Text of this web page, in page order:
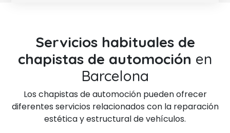
Servicios habituales de
chapistas de automoción en
Barcelona
Los chapistas de automoción pueden ofrecer
diferentes servicios relacionados con la reparación
estética y estructural de vehículos.